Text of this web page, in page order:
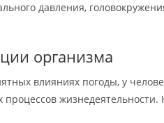
давления,
организма
влияниях погоды, у
процессов